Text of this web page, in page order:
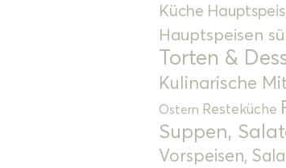
Küche
Hauptspeisen
Torten &
Kulinarische
Ostern Resteküche
Suppen,
Vorspeisen,